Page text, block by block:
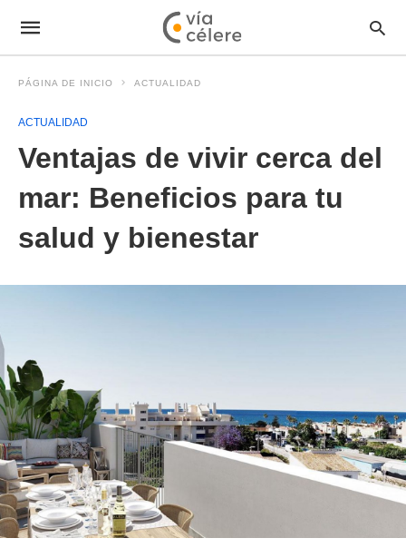
PÁGINA DE INICIO ACTUALIDAD
ACTUALIDAD
Ventajas de vivir cerca del
mar: Beneficios para tu
salud y bienestar